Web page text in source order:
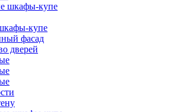
шкафы-купе
купе
фасад
дверей